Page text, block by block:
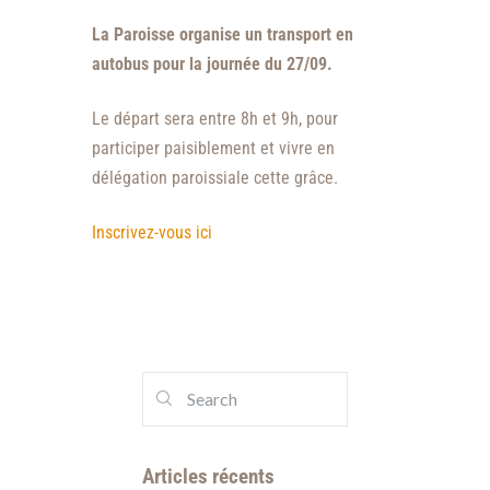
La Paroisse organise un transport en
autobus pour la journée du 27/09.
Le départ sera entre 8h et 9h, pour
participer paisiblement et vivre en
délégation paroissiale cette grâce.
Inscrivez-vous ici
Articles récents